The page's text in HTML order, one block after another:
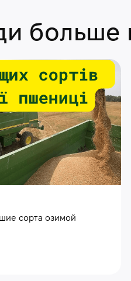
больше
сорта озимой